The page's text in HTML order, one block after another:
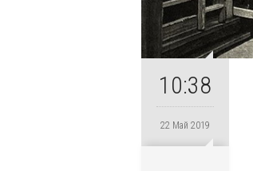
10:38
22 Май 2019